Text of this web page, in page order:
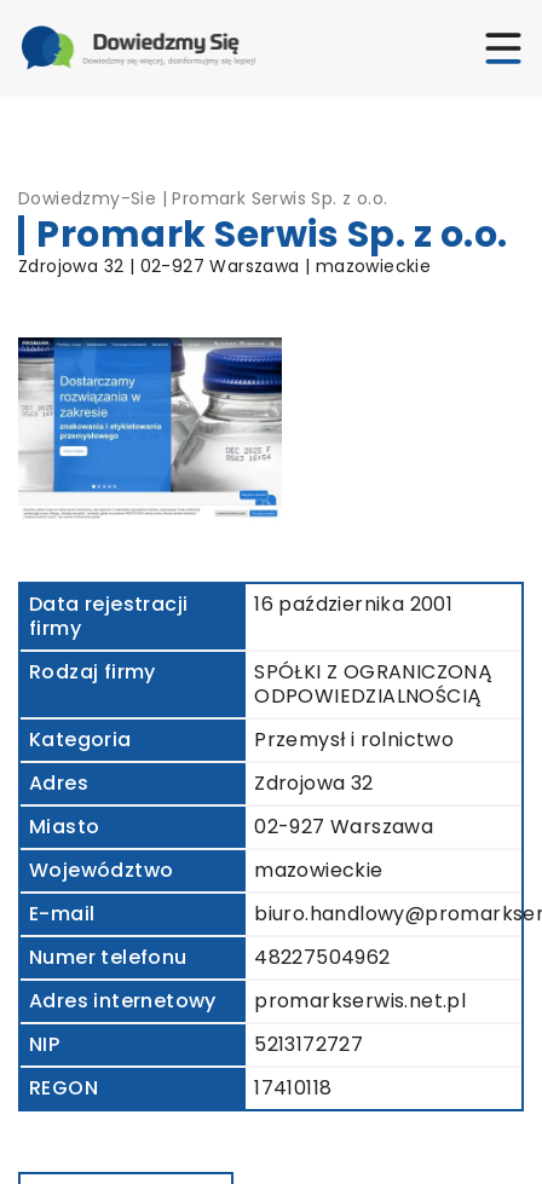
Dowiedzmy-Sie |Promark Serwis Sp. z o.o.
Promark Serwis Sp. z o.o.
Zdrojowa 32 | 02-927 Warszawa | mazowieckie
Data rejestracji
firmy
16 października 2001
Rodzaj firmy
SPÓŁKI Z OGRANICZONĄ
ODPOWIEDZIALNOŚCIĄ
Kategoria
Przemysł i rolnictwo
Adres
Zdrojowa 32
Miasto
02-927 Warszawa
Województwo
mazowieckie
E-mail
Numer telefonu
48227504962
Adres internetowy
promarkserwis.net.pl
NIP
5213172727
REGON
17410118